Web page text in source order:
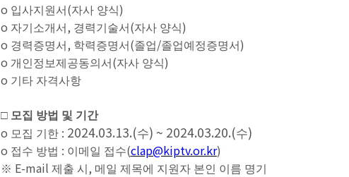
o 입사지원서 (자사 양식)
o 자기소개서 , 경력기술서 (자사 양식)
o 경력증명서 , 학력증명서 (졸업/졸업예정증명서)
o 개인정보제공동의서 (자사 양식)
o 기타 자격사항
□ 모집 방법 및 기간
o 모집 기한 : 2024.03.13.(수) ~ 2024.03.20.(수)
o 접수 방법 : 이메일 접수(clap@kiptv.or.kr)
※ E-mail 제출 시 , 메일 제목에 지원자 본인 이름 명기